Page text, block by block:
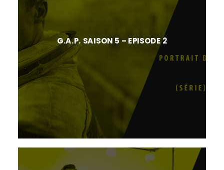
G.A.P. SAISON 5 – EPISODE 2